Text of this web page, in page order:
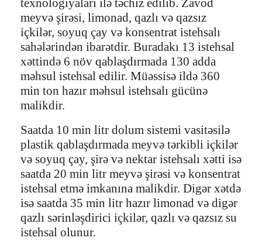
texnologiyaları ilə təchiz edilib. Zavod
meyvə şirəsi, limonad, qazlı və qazsız
içkilər, soyuq çay və konsentrat istehsalı
sahələrindən ibarətdir. Buradakı 13 istehsal
xəttində 6 növ qablaşdırmada 130 adda
məhsul istehsal edilir. Müəssisə ildə 360
min ton hazır məhsul istehsalı gücünə
malikdir.
Saatda 10 min litr dolum sistemi vasitəsilə
plastik qablaşdırmada meyvə tərkibli içkilər
və soyuq çay, şirə və nektar istehsalı xətti isə
saatda 20 min litr meyvə şirəsi və konsentrat
istehsal etmə imkanına malikdir. Digər xətdə
isə saatda 35 min litr hazır limonad və digər
qazlı sərinləşdirici içkilər, qazlı və qazsız su
istehsal olunur.